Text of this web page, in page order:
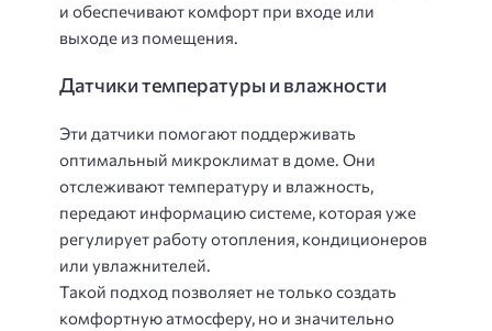
и обеспечивают комфорт при входе или
выходе из помещения.
Датчики температуры и влажности
Эти датчики помогают поддерживать
оптимальный микроклимат в доме. Они
отслеживают температуру и влажность,
передают информацию системе, которая уже
регулирует работу отопления, кондиционеров
или увлажнителей.
Такой подход позволяет не только создать
комфортную атмосферу, но и значительно